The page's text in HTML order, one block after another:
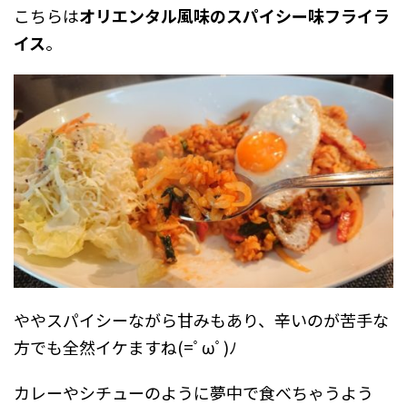
こちらはオリエンタル風味のスパイシー味フライラ
イス。
ややスパイシーながら甘みもあり、辛いのが苦手な
方でも全然イケますね(=ﾟωﾟ)ﾉ
カレーやシチューのように夢中で食べちゃうよう